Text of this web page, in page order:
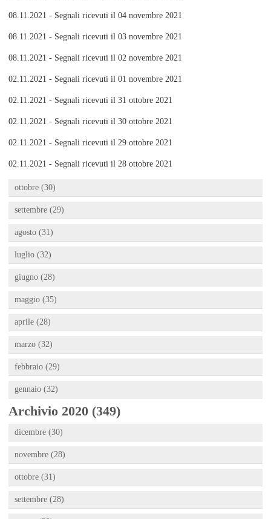
08.11.2021 - Segnali ricevuti il 04 novembre 2021
08.11.2021 - Segnali ricevuti il 03 novembre 2021
08.11.2021 - Segnali ricevuti il 02 novembre 2021
02.11.2021 - Segnali ricevuti il 01 novembre 2021
02.11.2021 - Segnali ricevuti il 31 ottobre 2021
02.11.2021 - Segnali ricevuti il 30 ottobre 2021
02.11.2021 - Segnali ricevuti il 29 ottobre 2021
02.11.2021 - Segnali ricevuti il 28 ottobre 2021
ottobre (30)
settembre (29)
agosto (31)
luglio (32)
giugno (28)
maggio (35)
aprile (28)
marzo (32)
febbraio (29)
gennaio (32)
Archivio 2020 (349)
dicembre (30)
novembre (28)
ottobre (31)
settembre (28)